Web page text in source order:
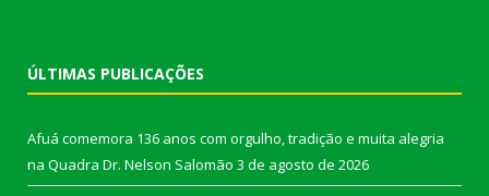
ÚLTIMAS PUBLICAÇÕES
Afuá comemora 136 anos com orgulho, tradição e muita alegria
na Quadra Dr. Nelson Salomão 3 de agosto de 2026